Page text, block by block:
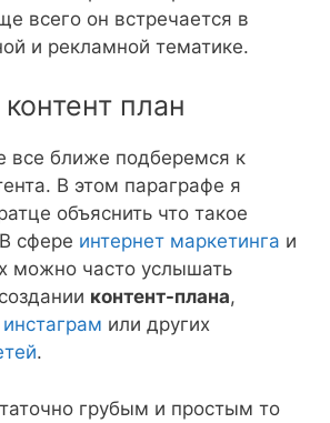
всего он встречается в
и рекламной тематике.
план
все ближе подберемся к
В этом параграфе я
объяснить что такое
сфере интернет маркетинга и
можно часто услышать
контент-плана,
инстаграм или других
.
грубым и простым то